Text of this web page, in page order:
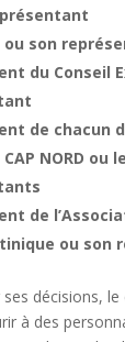
ou son
du Conseil
de chacun
CAP NORD ou
de
ou son
ses décisions,
à des